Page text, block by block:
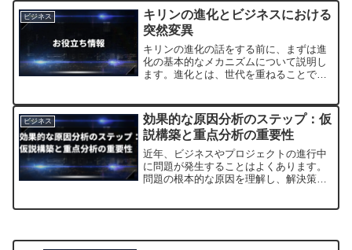
難しくなります。この記事では、LTVが
低い理由と、そ...
ビジネス
キリンの進化とビジネスにおける
突然変異
キリンの進化の話をする前に、まずは進
化の基本的なメカニズムについて説明し
ます。進化とは、世代を重ねることで生
って推進されます。キリンの長い首の進
化キリンはその長い首で知...
ビジネス
効果的な原因分析のステップ：仮
説構築と重点分析の重要性
近年、ビジネスやプロジェクトの進行中
に問題が発生することはよくあります。
問題の根本的な原因を理解し、解決策を